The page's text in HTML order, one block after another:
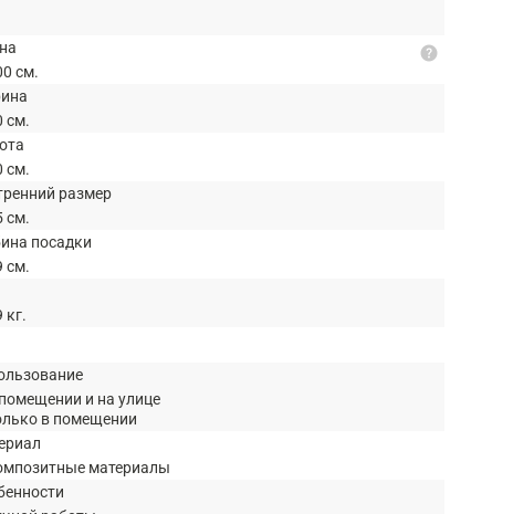
см.
см.
см.
размер
см.
посадки
см.
кг.
help
и на улице
в помещении
материалы